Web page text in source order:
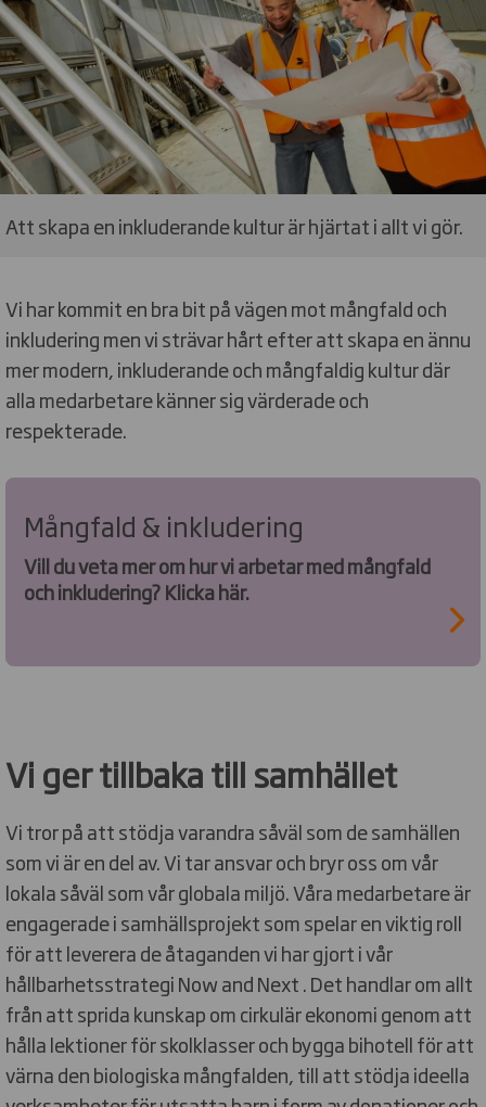
Att skapa en inkluderande kultur är hjärtat i allt vi gör.
Vi har kommit en bra bit på vägen mot mångfald och
inkludering men vi strävar hårt efter att skapa en ännu
mer modern, inkluderande och mångfaldig kultur där
alla medarbetare känner sig värderade och
respekterade.
Mångfald & inkludering
Vill du veta mer om hur vi arbetar med mångfald
och inkludering? Klicka här.
Vi ger tillbaka till samhället
Vi tror på att stödja varandra såväl som de samhällen
som vi är en del av. Vi tar ansvar och bryr oss om vår
lokala såväl som vår globala miljö. Våra medarbetare är
engagerade i samhällsprojekt som spelar en viktig roll
för att leverera de åtaganden vi har gjort i vår
hållbarhetsstrategi Now and Next . Det handlar om allt
från att sprida kunskap om cirkulär ekonomi genom att
hålla lektioner för skolklasser och bygga bihotell för att
värna den biologiska mångfalden, till att stödja ideella